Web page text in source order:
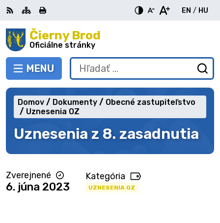
Preskočiť
na
obsah Čierny Brod
Oficiálne stránky
PREPNÚŤ
MENU
RSS MapaTlačiť
EN
English
/ HU
Hľadať:
Uznesenia z 8. zasadnutia
Domov Dokumenty
Obecné zastupiteľstvo
Uznesenia OZ
Zverejnené
6. júna 2023
Kategória
UZNESENIA OZ